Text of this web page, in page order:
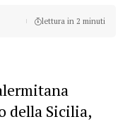
lettura in 2 minuti
della Sicilia,